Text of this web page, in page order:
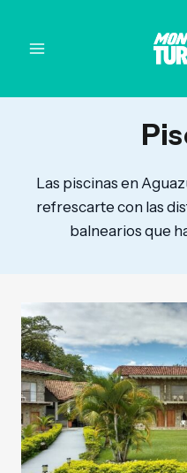
Las piscinas en
refrescarte con las
balnearios que